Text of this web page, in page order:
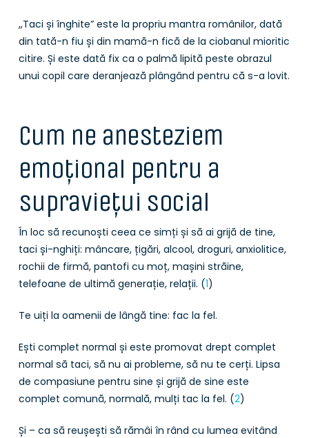
„Taci și înghite” este la propriu mantra românilor, dată
din tată-n fiu și din mamă-n fică de la ciobanul mioritic
citire. Și este dată fix ca o palmă lipită peste obrazul
unui copil care deranjează plângând pentru că s-a lovit.
Cum ne anesteziem
emoțional pentru a
supraviețui social
În loc să recunoști ceea ce simți și să ai grijă de tine,
taci și-nghiți: mâncare, țigări, alcool, droguri, anxiolitice,
rochii de firmă, pantofi cu moț, mașini străine,
telefoane de ultimă generație, relații. (1)
Te uiți la oamenii de lângă tine: fac la fel.
Ești complet normal și este promovat drept complet
normal să taci, să nu ai probleme, să nu te cerți. Lipsa
de compasiune pentru sine și grijă de sine este
complet comună, normală, mulți tac la fel. (2)
Și – ca să reușești să rămâi în rând cu lumea evitând